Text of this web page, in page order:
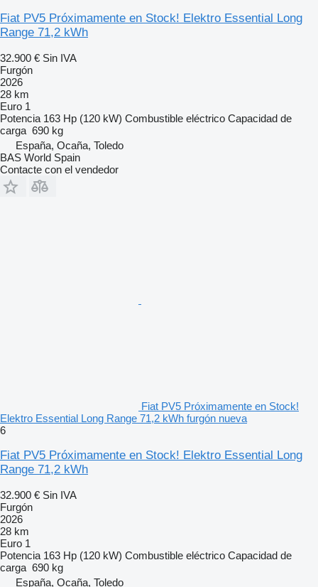
Fiat PV5 Próximamente en Stock! Elektro Essential Long
Range 71,2 kWh
32.900 € Sin IVA
Furgón
2026
28 km
Euro 1
Potencia 163 Hp (120 kW) Combustible eléctrico Capacidad de
carga 690 kg
España, Ocaña, Toledo
BAS World Spain
Contacte con el vendedor
Fiat PV5 Próximamente en Stock!
Elektro Essential Long Range 71,2 kWh furgón nueva
6
Fiat PV5 Próximamente en Stock! Elektro Essential Long
Range 71,2 kWh
32.900 € Sin IVA
Furgón
2026
28 km
Euro 1
Potencia 163 Hp (120 kW) Combustible eléctrico Capacidad de
carga 690 kg
España, Ocaña, Toledo